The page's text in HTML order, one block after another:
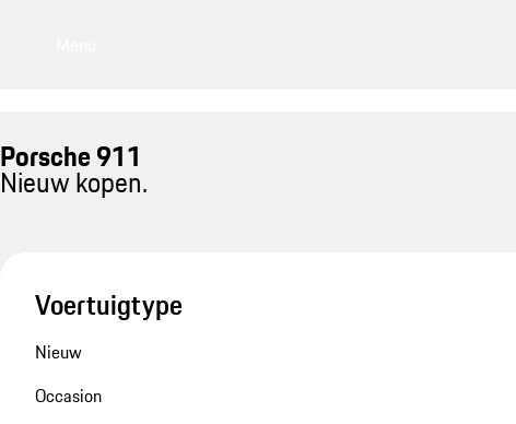
Porsche 911
Nieuw kopen.
Voertuigtype
Nieuw
Occasion